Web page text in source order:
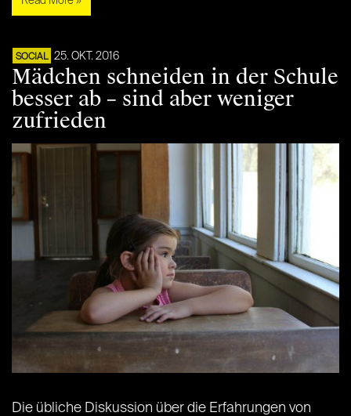
SOCIAL 25. OKT. 2016
Mädchen schneiden in der Schule
besser ab – sind aber weniger
zufrieden
Die übliche Diskussion über die Erfahrungen von